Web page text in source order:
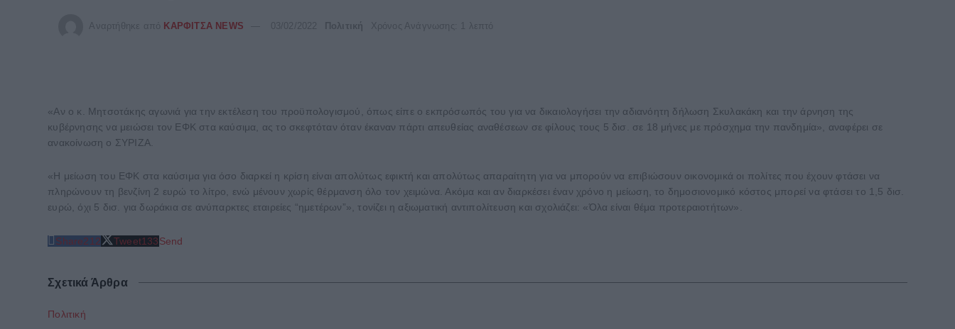
Αναρτήθηκε από ΚΑΡΦΙΤΣΑ NEWS 03/02/2022 Πολιτική Χρόνος Ανάγνωσης: 1 λεπτό
«Αν ο κ. Μητσοτάκης αγωνιά για την εκτέλεση του προϋπολογισμού, όπως είπε ο εκπρόσωπός του για να δικαιολογήσει την αδιανόητη δήλωση Σκυλακάκη και την άρνηση της
κυβέρνησης να μειώσει τον ΕΦΚ στα καύσιμα, ας το σκεφτόταν όταν έκαναν πάρτι απευθείας αναθέσεων σε φίλους τους 5 δισ. σε 18 μήνες με πρόσχημα την πανδημία», αναφέρει σε
ανακοίνωση ο ΣΥΡΙΖΑ.
«Η μείωση του ΕΦΚ στα καύσιμα για όσο διαρκεί η κρίση είναι απολύτως εφικτή και απολύτως απαραίτητη για να μπορούν να επιβιώσουν οικονομικά οι πολίτες που έχουν φτάσει να
πληρώνουν τη βενζίνη 2 ευρώ το λίτρο, ενώ μένουν χωρίς θέρμανση όλο τον χειμώνα. Ακόμα και αν διαρκέσει έναν χρόνο η μείωση, το δημοσιονομικό κόστος μπορεί να φτάσει το 1,5 δισ.
ευρώ, όχι 5 δισ. για δωράκια σε ανύπαρκτες εταιρείες “ημετέρων”», τονίζει η αξιωματική αντιπολίτευση και σχολιάζει: «Όλα είναι θέμα προτεραιοτήτων».
Share212 Tweet133Send
Σχετικά Άρθρα
Πολιτική